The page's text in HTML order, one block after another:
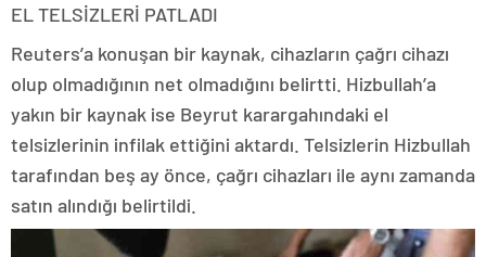
EL TELSİZLERİ PATLADI
Reuters’a konuşan bir kaynak, cihazların çağrı cihazı
olup olmadığının net olmadığını belirtti. Hizbullah’a
yakın bir kaynak ise Beyrut karargahındaki el
telsizlerinin infilak ettiğini aktardı. Telsizlerin Hizbullah
tarafından beş ay önce, çağrı cihazları ile aynı zamanda
satın alındığı belirtildi.